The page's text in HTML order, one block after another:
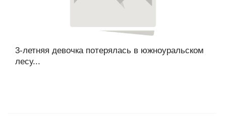
3-летняя девочка потерялась в южноуральском
лесу...